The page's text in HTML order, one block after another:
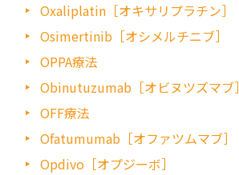
Oxaliplatin［オキサリプラチン］
Osimertinib［オシメルチニブ］
OPPA療法
Obinutuzumab［オビヌツズマブ］
OFF療法
Ofatumumab［オファツムマブ］
Opdivo［オプジーボ］